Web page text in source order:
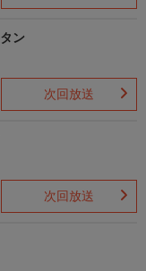
ン
次回放送
次回放送